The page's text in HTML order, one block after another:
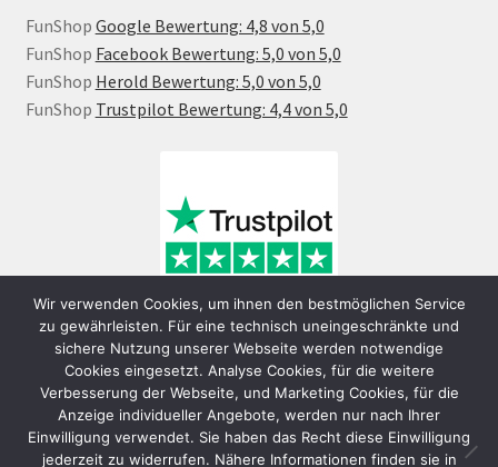
FunShop Google Bewertung: 4,8 von 5,0
FunShop Facebook Bewertung: 5,0 von 5,0
FunShop Herold Bewertung: 5,0 von 5,0
FunShop Trustpilot Bewertung: 4,4 von 5,0
Wir verwenden Cookies, um ihnen den bestmöglichen Service
zu gewährleisten. Für eine technisch uneingeschränkte und
sichere Nutzung unserer Webseite werden notwendige
Cookies eingesetzt. Analyse Cookies, für die weitere
Verbesserung der Webseite, und Marketing Cookies, für die
Anzeige individueller Angebote, werden nur nach Ihrer
Einwilligung verwendet. Sie haben das Recht diese Einwilligung
jederzeit zu widerrufen. Nähere Informationen finden sie in